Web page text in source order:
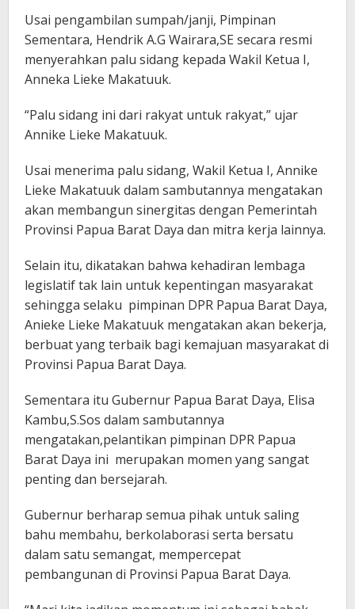
Usai pengambilan sumpah/janji, Pimpinan
Sementara, Hendrik A.G Wairara,SE secara resmi
menyerahkan palu sidang kepada Wakil Ketua I,
Anneka Lieke Makatuuk.
“Palu sidang ini dari rakyat untuk rakyat,” ujar
Annike Lieke Makatuuk.
Usai menerima palu sidang, Wakil Ketua I, Annike
Lieke Makatuuk dalam sambutannya mengatakan
akan membangun sinergitas dengan Pemerintah
Provinsi Papua Barat Daya dan mitra kerja lainnya.
Selain itu, dikatakan bahwa kehadiran lembaga
legislatif tak lain untuk kepentingan masyarakat
sehingga selaku pimpinan DPR Papua Barat Daya,
Anieke Lieke Makatuuk mengatakan akan bekerja,
berbuat yang terbaik bagi kemajuan masyarakat di
Provinsi Papua Barat Daya.
Sementara itu Gubernur Papua Barat Daya, Elisa
Kambu,S.Sos dalam sambutannya
mengatakan,pelantikan pimpinan DPR Papua
Barat Daya ini merupakan momen yang sangat
penting dan bersejarah.
Gubernur berharap semua pihak untuk saling
bahu membahu, berkolaborasi serta bersatu
dalam satu semangat, mempercepat
pembangunan di Provinsi Papua Barat Daya.